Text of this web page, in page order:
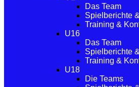
Das Team
Spielberichte
Training &
U16
Das Team
Spielberichte
Training &
U18
Die Teams